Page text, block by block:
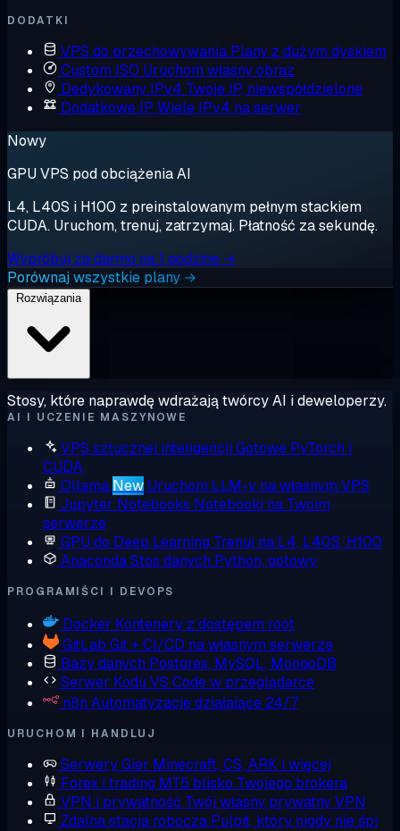
DODATKI
VPS do przechowywania Plany z dużym dyskiem
Custom ISO Uruchom własny obraz
Dedykowany IPv4 Twoje IP, niewspółdzielone
Dodatkowe IP Wiele IPv4 na serwer
Nowy
GPU VPS pod obciążenia AI
L4, L40S i H100 z preinstalowanym pełnym stackiem
CUDA. Uruchom, trenuj, zatrzymaj. Płatność za sekundę.
Wypróbuj za darmo na 1 godzinę →
Porównaj wszystkie plany →
Rozwiązania
Stosy, które naprawdę wdrażają twórcy AI i deweloperzy.
AI I UCZENIE MASZYNOWE
VPS sztucznej inteligencji Gotowe PyTorch i
CUDA
Ollama New Uruchom LLM-y na własnym VPS
Jupyter Notebooks Notebooki na Twoim
serwerze
GPU do Deep Learning Trenuj na L4, L40S, H100
AnacondaStos danych Python, gotowy
PROGRAMIŚCI I DEVOPS
Docker Kontenery z dostępem root
GitLab Git + CI/CD na własnym serwerze
Bazy danych Postgres, MySQL, MongoDB
Serwer Kodu VS Code w przeglądarce
n8n Automatyzacje działające 24/7
URUCHOM I HANDLUJ
Serwery Gier Minecraft, CS, ARK i więcej
Forex i trading MT5 blisko Twojego brokera
VPN i prywatność Twój własny prywatny VPN
Zdalna stacja robocza Pulpit, który nigdy nie śpi